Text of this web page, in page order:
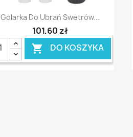
Szybki podgląd
Golarka Do Ubrań Swetrów...
101,60 zł
 DO KOSZYKA